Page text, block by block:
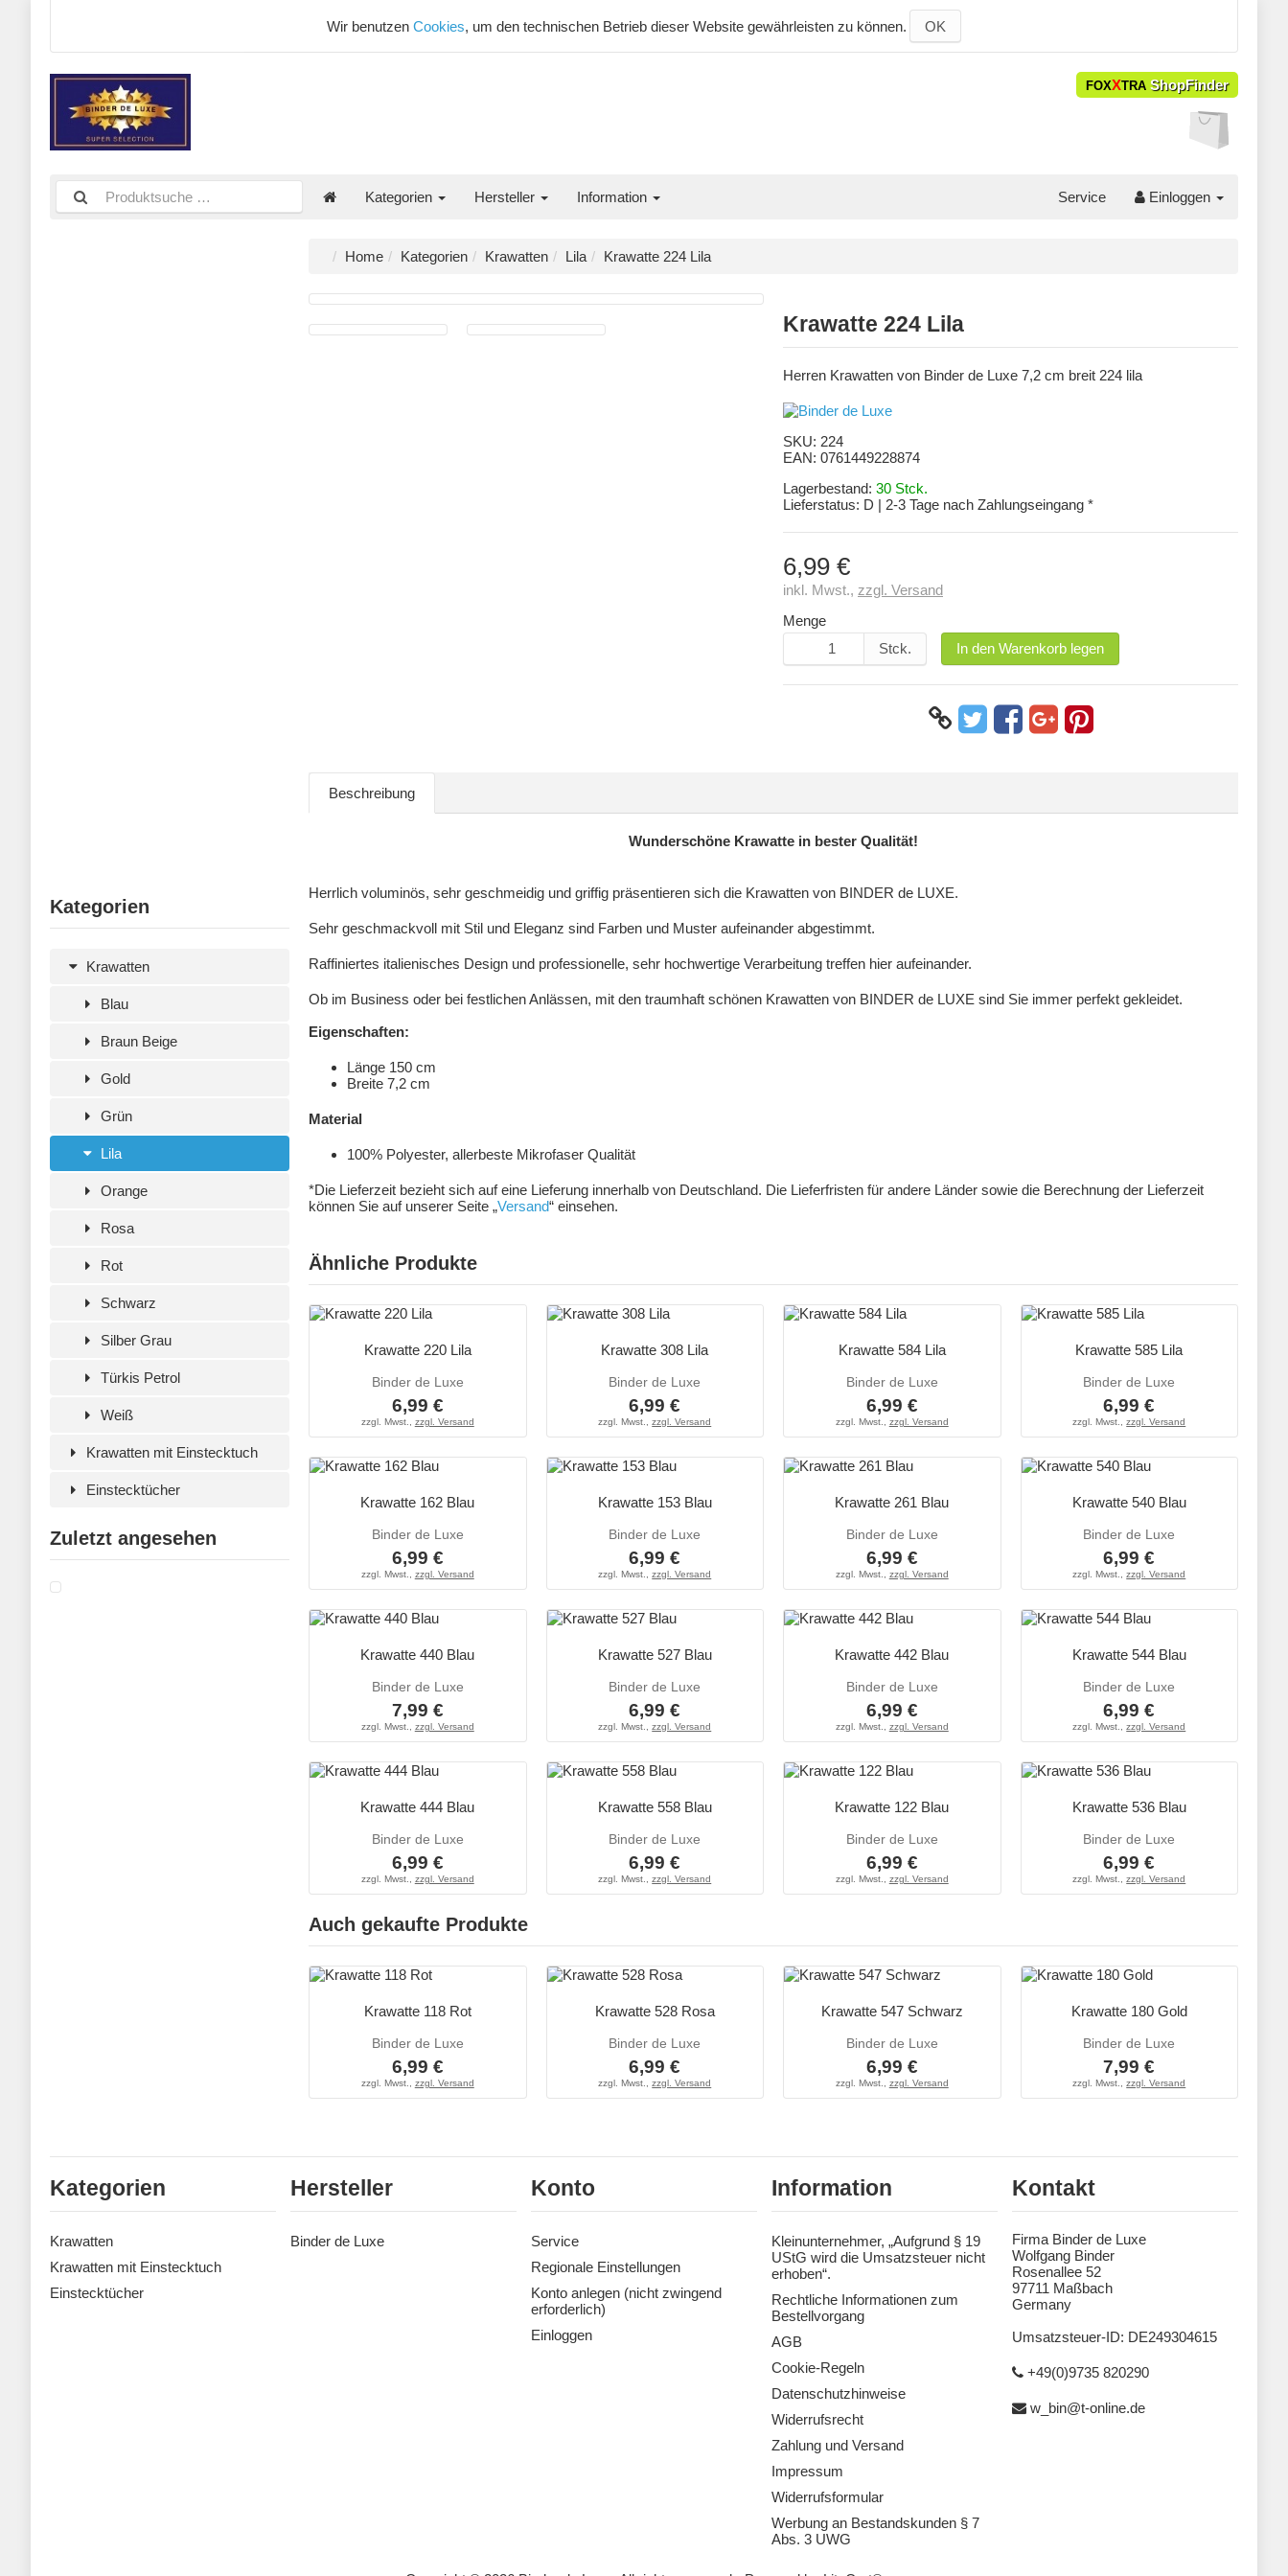
Wir benutzen Cookies, um den technischen Betrieb dieser Website gewährleisten zu können. OK
FOXXTRA ShopFinder
Kategorien Hersteller Information Service Einloggen
Kategorien
Krawatten
Blau
Braun Beige
Gold
Grün
Lila
Orange
Rosa
Rot
Schwarz
Silber Grau
Türkis Petrol
Weiß
Krawatten mit Einstecktuch
Einstecktücher
Zuletzt angesehen
Home Kategorien Krawatten Lila Krawatte 224 Lila
Krawatte 224 Lila
Herren Krawatten von Binder de Luxe 7,2 cm breit 224 lila
SKU: 224
EAN: 0761449228874
Lagerbestand: 30 Stck.
Lieferstatus: D | 2-3 Tage nach Zahlungseingang *
6,99 €
inkl. Mwst., zzgl. Versand
Menge
Stck.
In den Warenkorb legen
Beschreibung
Wunderschöne Krawatte in bester Qualität!
Herrlich voluminös, sehr geschmeidig und griffig präsentieren sich die Krawatten von BINDER de LUXE.
Sehr geschmackvoll mit Stil und Eleganz sind Farben und Muster aufeinander abgestimmt.
Raffiniertes italienisches Design und professionelle, sehr hochwertige Verarbeitung treffen hier aufeinander.
Ob im Business oder bei festlichen Anlässen, mit den traumhaft schönen Krawatten von BINDER de LUXE sind Sie immer perfekt gekleidet.
Eigenschaften:
Länge 150 cm
Breite 7,2 cm
Material
100% Polyester, allerbeste Mikrofaser Qualität
*Die Lieferzeit bezieht sich auf eine Lieferung innerhalb von Deutschland. Die Lieferfristen für andere Länder sowie die Berechnung der Lieferzeit
können Sie auf unserer Seite „Versand“ einsehen.
Ähnliche Produkte
Krawatte 220 Lila
Binder de Luxe
6,99 €
zzgl. Mwst., zzgl. Versand
Krawatte 308 Lila
Binder de Luxe
6,99 €
zzgl. Mwst.,zzgl. Versand
Krawatte 584 Lila
Binder de Luxe
6,99 €
zzgl. Mwst., zzgl. Versand
Krawatte 585 Lila
Binder de Luxe
6,99 €
zzgl. Mwst.,zzgl. Versand
Krawatte 162 Blau
Binder de Luxe
6,99 €
zzgl. Mwst., zzgl. Versand
Krawatte 153 Blau
Binder de Luxe
6,99 €
zzgl. Mwst.,zzgl. Versand
Krawatte 261 Blau
Binder de Luxe
6,99 €
zzgl. Mwst., zzgl. Versand
Krawatte 540 Blau
Binder de Luxe
6,99 €
zzgl. Mwst.,zzgl. Versand
Krawatte 440 Blau
Binder de Luxe
7,99 €
zzgl. Mwst., zzgl. Versand
Krawatte 527 Blau
Binder de Luxe
6,99 €
zzgl. Mwst.,zzgl. Versand
Krawatte 442 Blau
Binder de Luxe
6,99 €
zzgl. Mwst., zzgl. Versand
Krawatte 544 Blau
Binder de Luxe
6,99 €
zzgl. Mwst.,zzgl. Versand
Krawatte 444 Blau
Binder de Luxe
6,99 €
zzgl. Mwst., zzgl. Versand
Krawatte 558 Blau
Binder de Luxe
6,99 €
zzgl. Mwst.,zzgl. Versand
Krawatte 122 Blau
Binder de Luxe
6,99 €
zzgl. Mwst., zzgl. Versand
Krawatte 536 Blau
Binder de Luxe
6,99 €
zzgl. Mwst.,zzgl. Versand
Auch gekaufte Produkte
Krawatte 118 Rot
Binder de Luxe
6,99 €
zzgl. Mwst., zzgl. Versand
Krawatte 528 Rosa
Binder de Luxe
6,99 €
zzgl. Mwst.,zzgl. Versand
Krawatte 547 Schwarz
Binder de Luxe
6,99 €
zzgl. Mwst., zzgl. Versand
Krawatte 180 Gold
Binder de Luxe
7,99 €
zzgl. Mwst.,zzgl. Versand
Kategorien
Krawatten
Krawatten mit Einstecktuch
Einstecktücher
Hersteller
Binder de Luxe
Konto
Service
Regionale Einstellungen
Konto anlegen (nicht zwingend
erforderlich)
Einloggen
Information
Kleinunternehmer, „Aufgrund § 19
UStG wird die Umsatzsteuer nicht
erhoben“.
Rechtliche Informationen zum
Bestellvorgang
AGB
Cookie-Regeln
Datenschutzhinweise
Widerrufsrecht
Zahlung und Versand
Impressum
Widerrufsformular
Werbung an Bestandskunden § 7
Abs. 3 UWG
Kontakt
Firma Binder de Luxe
Wolfgang Binder
Rosenallee 52
97711 Maßbach
Germany
Umsatzsteuer-ID: DE249304615
+49(0)9735 820290
w_bin@t-online.de